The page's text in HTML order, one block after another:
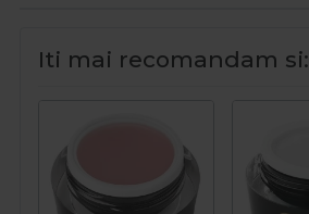
Iti mai recomandam si: